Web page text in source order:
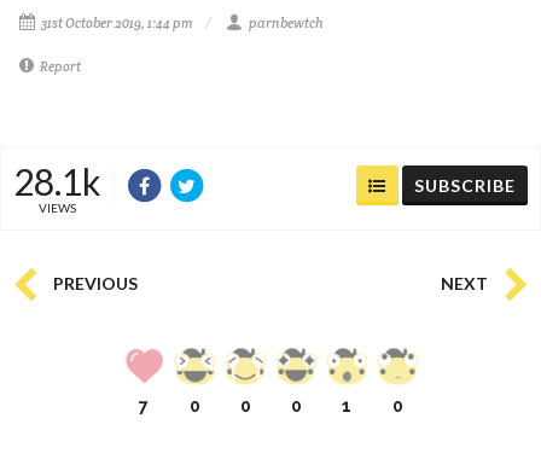
31st October 2019, 1:44 pm parnbewtch
Report
28.1k
VIEWS
SUBSCRIBE
PREVIOUS NEXT
7 0 0 0 1 0